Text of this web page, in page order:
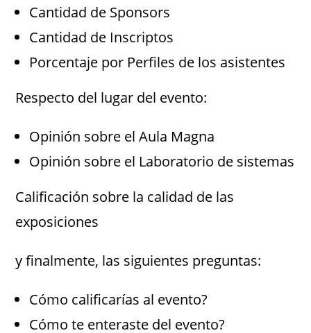
Cantidad de Sponsors
Cantidad de Inscriptos
Porcentaje por Perfiles de los asistentes
Respecto del lugar del evento:
Opinión sobre el Aula Magna
Opinión sobre el Laboratorio de sistemas
Calificación sobre la calidad de las
exposiciones
y finalmente, las siguientes preguntas:
Cómo calificarías al evento?
Cómo te enteraste del evento?